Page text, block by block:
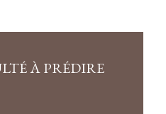
À PRÉDIRE